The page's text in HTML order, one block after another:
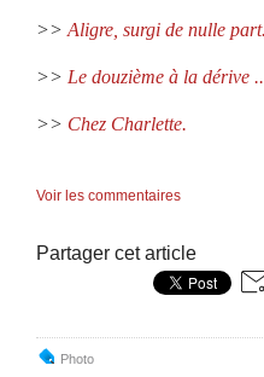
>> Aligre, surgi de nulle part.
>> Le douzième à la dérive
>> Chez Charlette.
Voir les commentaires
Partager cet article
Photo